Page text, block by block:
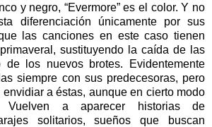
y negro, “Evermore” es el color. Y no
diferenciación únicamente por sus
las canciones en este caso tienen
sustituyendo la caída de las
los nuevos brotes. Evidentemente
siempre con sus predecesoras, pero
a éstas, aunque en cierto modo
Vuelven a aparecer historias de
solitarios, sueños que buscan